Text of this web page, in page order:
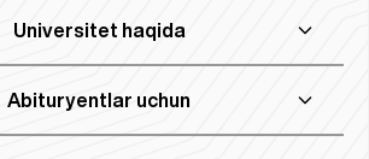
Universitet haqida
Abituryentlar uchun